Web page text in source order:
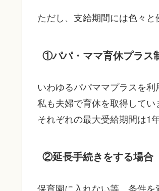
ただし、支給期間には色々と
①パパ・ママ育休プラス
いわゆるパパママプラスを
私も夫婦で育休を取得して
それぞれの最大受給期間は1年
②延長手続きをする場合
保育園に入れない等、条件を